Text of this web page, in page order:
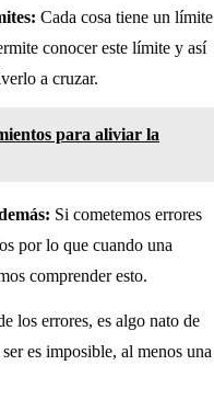
Cada cosa tiene un límite
conocer este límite y así
a cruzar.
para aliviar la
Si cometemos errores
por lo que cuando una
comprender esto.
los errores, es algo nato de
es imposible, al menos una